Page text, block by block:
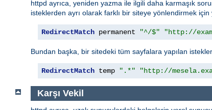
httpd ayrıca, yeniden yazma ile ilgili daha karmaşık
isteklerden ayrı olarak farklı bir siteye yönlendirmek
RedirectMatch permanent "^/$" "http://
Bundan başka, bir sitedeki tüm sayfalara yapılan
RedirectMatch temp ".*" "http://
Karşı Vekil